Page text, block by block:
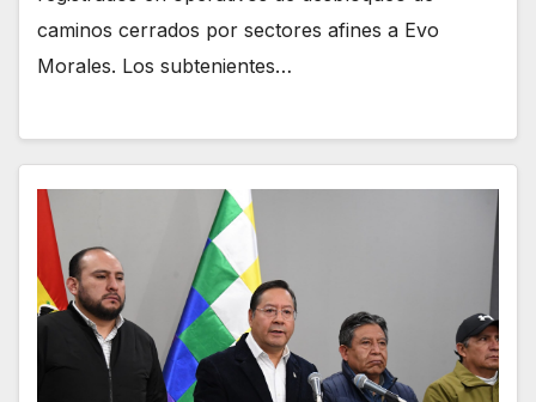
caminos cerrados por sectores afines a Evo
Morales. Los subtenientes…